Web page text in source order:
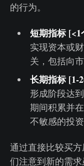
的行为。
短期指标 [<1
实现资本或
关，包括向
长期指标 [1-
形成阶段达
期间积累并
不敏感的投资
通过直接比较买
们注意到新的需